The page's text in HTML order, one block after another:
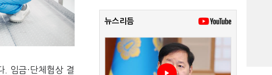
임금·단체협상 결
뉴스리듬